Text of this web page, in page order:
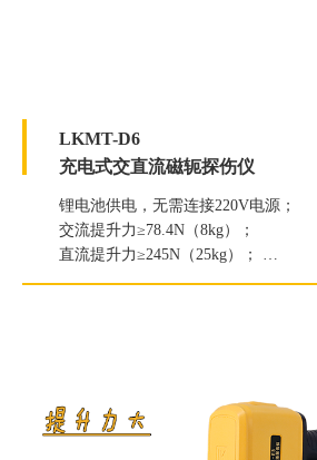
LKMT-D6
充电式交直流磁轭探伤仪
锂电池供电，无需连接220V电源；
交流提升力≥78.4N（8kg）；
直流提升力≥245N（25kg）；
白光照度≥2000Lux；